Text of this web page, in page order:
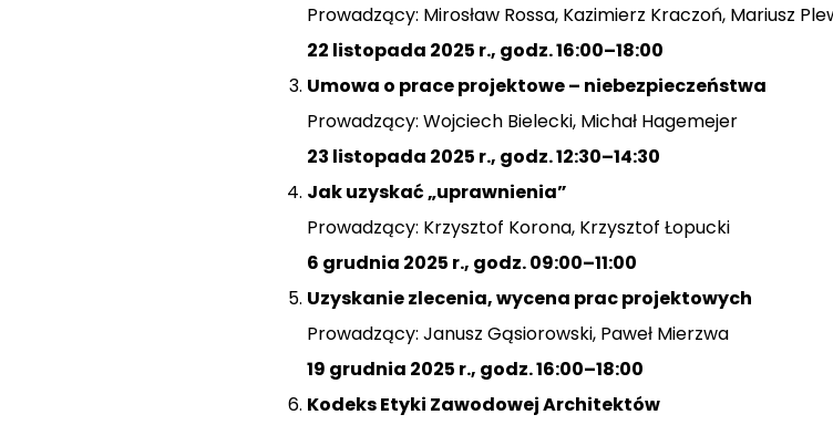
Prowadzący: Mirosław Rossa, Kazimierz Kraczoń, Mariusz
22 listopada 2025 r., godz. 16:00–18:00
Umowa o prace projektowe – niebezpieczeństwa
Prowadzący: Wojciech Bielecki, Michał Hagemejer
23 listopada 2025 r., godz. 12:30–14:30
Jak uzyskać „uprawnienia”
Prowadzący: Krzysztof Korona, Krzysztof Łopucki
6 grudnia 2025 r., godz. 09:00–11:00
Uzyskanie zlecenia, wycena prac projektowych
Prowadzący: Janusz Gąsiorowski, Paweł Mierzwa
19 grudnia 2025 r., godz. 16:00–18:00
Kodeks Etyki Zawodowej Architektów